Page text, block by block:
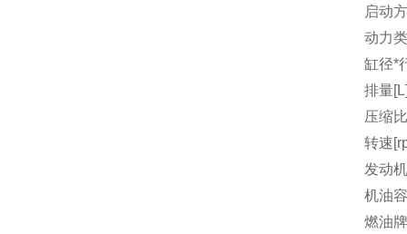
启动
动力
缸径*
排量
压缩比
转速
发动
机油
燃油